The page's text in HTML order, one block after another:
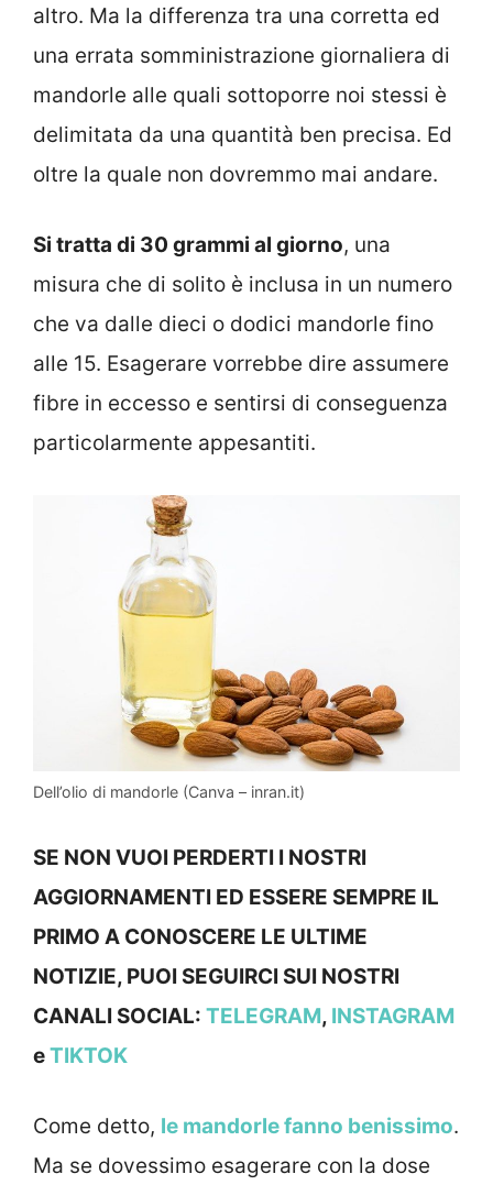
altro. Ma la differenza tra una corretta ed
una errata somministrazione giornaliera di
mandorle alle quali sottoporre noi stessi è
delimitata da una quantità ben precisa. Ed
oltre la quale non dovremmo mai andare.
Si tratta di 30 grammi al giorno, una
misura che di solito è inclusa in un numero
che va dalle dieci o dodici mandorle fino
alle 15. Esagerare vorrebbe dire assumere
fibre in eccesso e sentirsi di conseguenza
particolarmente appesantiti.
Dell’olio di mandorle (Canva – inran.it)
SE NON VUOI PERDERTI I NOSTRI
AGGIORNAMENTI ED ESSERE SEMPRE IL
PRIMO A CONOSCERE LE ULTIME
NOTIZIE, PUOI SEGUIRCI SUI NOSTRI
CANALI SOCIAL: TELEGRAM, INSTAGRAM
eTIKTOK
Come detto, le mandorle fanno benissimo.
Ma se dovessimo esagerare con la dose